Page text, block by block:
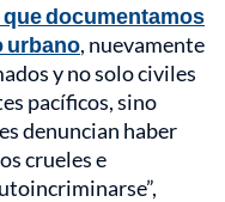
que documentamos
urbano, nuevamente
y no solo civiles
pacíficos, sino
denuncian haber
crueles e